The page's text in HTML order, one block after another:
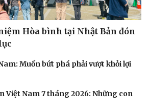
Hòa bình tại Nhật Bản đón
Muốn bứt phá phải vượt khỏi lợi
Việt Nam 7 tháng 2026: Những con